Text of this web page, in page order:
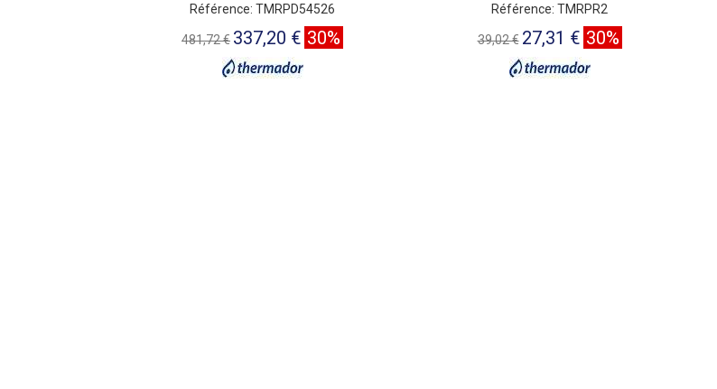
Référence: TMRPD54526
481,72 € 337,20 € 30%
Référence: TMRPR2
39,02 € 27,31 € 30%